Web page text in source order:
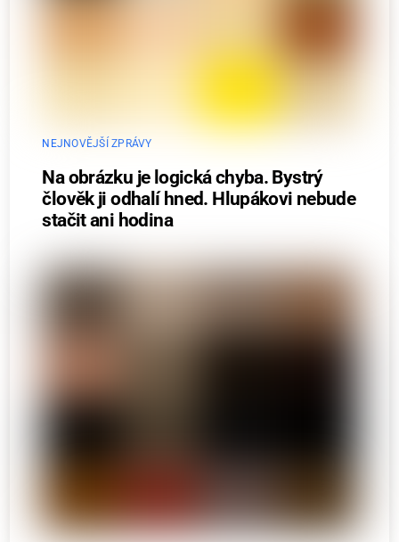
NEJNOVĚJŠÍ ZPRÁVY
Na obrázku je logická chyba. Bystrý
člověk ji odhalí hned. Hlupákovi nebude
stačit ani hodina